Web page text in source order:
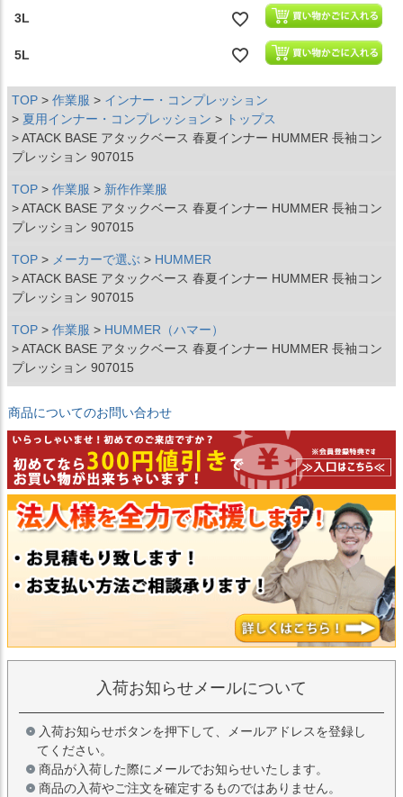
3L
5L
TOP 作業服
インナー・コンプレッション
夏用インナー・コンプレッション
トップス
ATACK BASE アタックベース 春夏インナー HUMMER 長袖コン
プレッション 907015
TOP 作業服
新作作業服
ATACK BASE アタックベース 春夏インナー HUMMER 長袖コン
プレッション 907015
TOP メーカーで選ぶ
HUMMER
ATACK BASE アタックベース 春夏インナー HUMMER 長袖コン
プレッション 907015
TOP 作業服
HUMMER（ハマー）
ATACK BASE アタックベース 春夏インナー HUMMER 長袖コン
プレッション 907015
商品についてのお問い合わせ
入荷お知らせメールについて
入荷お知らせボタンを押下して、メールアドレスを登録し
てください。
商品が入荷した際にメールでお知らせいたします。
商品の入荷やご注文を確定するものではありません。